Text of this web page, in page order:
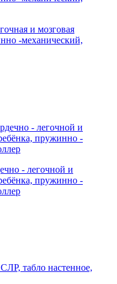
и мозговая
-механический,
- легочной и
пружинно -